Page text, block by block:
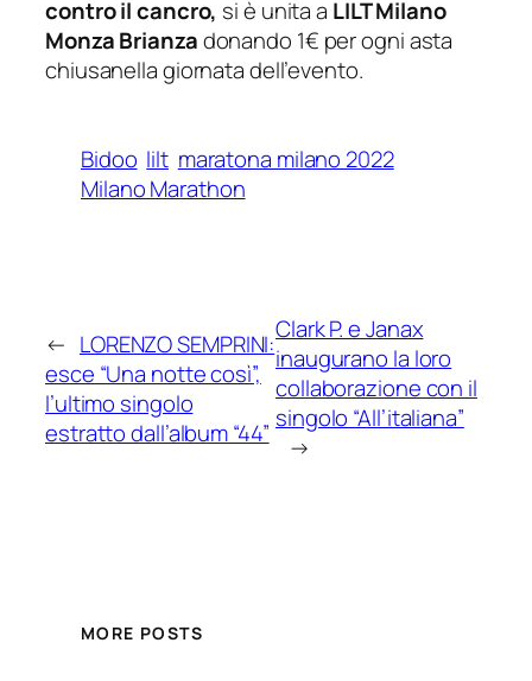
contro il cancro, si è unita a LILT Milano
Monza Brianzadonando 1€ per ogni asta
chiusanella giornata dell’evento.
Bidoo lilt maratona milano 2022
Milano Marathon
← LORENZO SEMPRINI:
esce “Una notte così”,
l’ultimo singolo
estratto dall’album “44”
Clark P. e Janax
inaugurano la loro
collaborazione con il
singolo “All’italiana”
→
MORE POSTS